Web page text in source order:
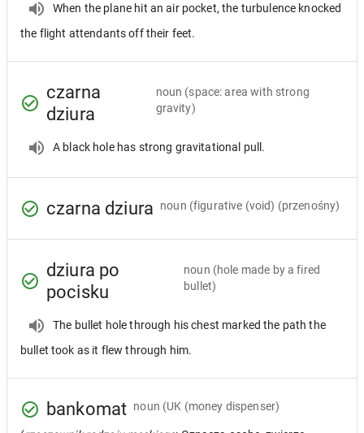
When the plane hit an air pocket, the turbulence knocked
the flight attendants off their feet.
czarna
dziura
noun (space: area with strong
gravity)
A black hole has strong gravitational pull.
czarna dziura noun (figurative (void) (przenośny)
dziura po
pocisku
noun (hole made by a fired
bullet)
The bullet hole through his chest marked the path the
bullet took as it flew through him.
bankomat noun (UK (money dispenser)